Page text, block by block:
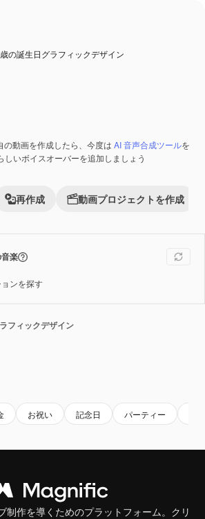
の誕生日グラフィックデザイン
の動画を作成したら、今度は AI 音声合成ツールを
しいボイスオーバーを追加しましょう
再作成 動画プロジェクトを作成
楽
ンを探す
フィックデザイン
お祝い 記念日 パーティー
制作を導くためのプラットフォーム。クリ